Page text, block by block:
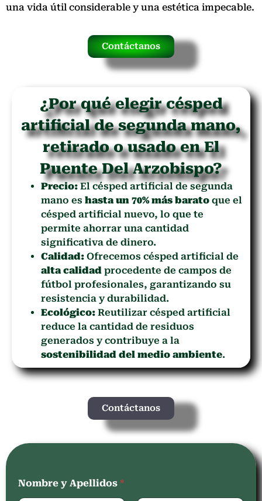
una vida útil considerable y una estética impecable.
Contáctanos
¿Por qué elegir césped
artificial de segunda mano,
retirado o usado en El
Puente Del Arzobispo?
Precio:El césped artificial de segunda
mano es hasta un 70% más barato que el
césped artificial nuevo, lo que te
permite ahorrar una cantidad
significativa de dinero.
Calidad: Ofrecemos césped artificial de
alta calidad procedente de campos de
fútbol profesionales, garantizando su
resistencia y durabilidad.
Ecológico: Reutilizar césped artificial
reduce la cantidad de residuos
generados y contribuye a la
sostenibilidad del medio ambiente.
Contáctanos
Nombre y Apellidos *